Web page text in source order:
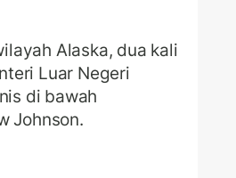
Alaska, dua kali
Luar Negeri
di bawah
Johnson.